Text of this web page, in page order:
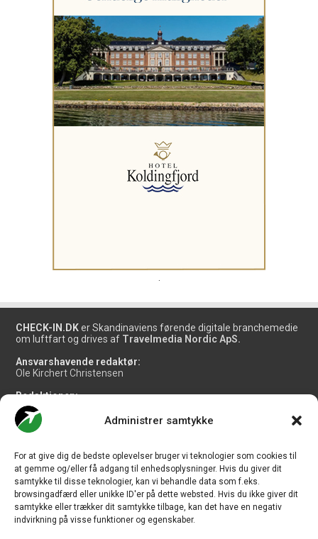
Administrer samtykke
For at give dig de bedste oplevelser bruger vi teknologier som cookies til
at gemme og/eller få adgang til enhedsoplysninger. Hvis du giver dit
samtykke til disse teknologier, kan vi behandle data som f.eks.
browsingadfærd eller unikke ID'er på dette websted. Hvis du ikke giver dit
samtykke eller trækker dit samtykke tilbage, kan det have en negativ
indvirkning på visse funktioner og egenskaber.
CHECK-IN.DK er Skandinaviens førende digitale branchemedie
om luftfart og drives af Travelmedia Nordic ApS.
Ansvarshavende redaktør:
Ole Kirchert Christensen
Redaktionen:
Christian Granhøj Skouboe
Henrik Baumgarten
Danny Longhi Andreasen
Salg og jobannoncer:
salg@travelmedianordic.com
Vi tager ansvar for indholdet og er tilmeldt